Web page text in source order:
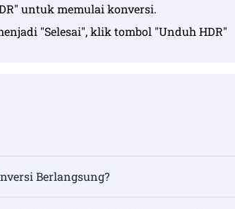
untuk memulai konversi.
"Selesai", klik tombol "Unduh HDR"
Berlangsung?